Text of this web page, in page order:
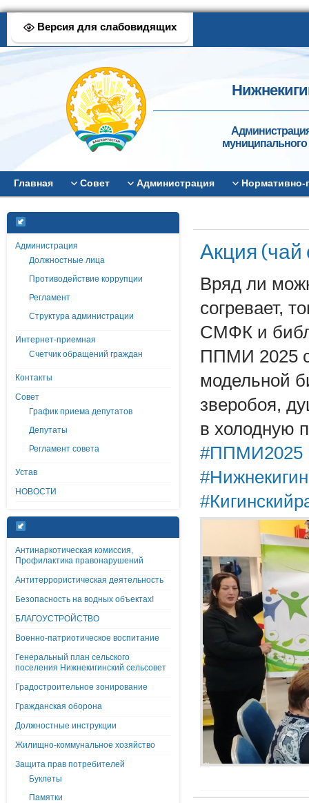
Версия для слабовидящих
муниципального
Главная Совет Администрация
Администрация
Должностные лица
Противодействие коррупции
Регламент
Структура администрации
Интернет-приемная
Счетчик обращений граждан
Контакты
Совет
График приема депутатов
Депутаты
Регламент совета
Устав
НОВОСТИ
Антинаркотическая комиссия,
Профилактика правонарушений
Антитеррористическая деятельность
Безопасность на водных объектах!
БЛАГОУСТРОЙСТВО
Военно-патриотическое воспитание
Генеральный план сельского
поселения Нижнекигинский сельсовет
Градостроительное зонирование
Гражданская оборона
Должностные инструкции
Жилищно-коммунальное хозяйство
Защита прав потребителей
Буклеты
Памятки
Акция (чай
Вряд ли
согревает,
СМФК и
ППМИ 2025
модельной
зверобоя,
в холодную
#ППМИ2025